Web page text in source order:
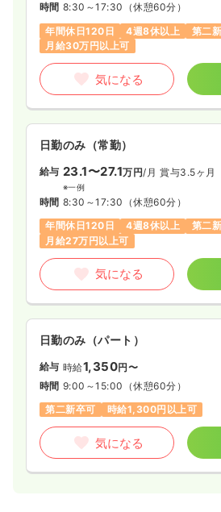
時間 8:30～17:30 （休憩60分）
年間休日120日
4週8休以上
第二
月給30万円以上可
気になる
日勤のみ（常勤）
給与 23.1〜27.1万円/月 賞与3.5ヶ月
※一例
時間 8:30～17:30 （休憩60分）
年間休日120日
4週8休以上
第二
月給27万円以上可
気になる
日勤のみ（パート）
給与 時給1,350円〜
時間 9:00～15:00 （休憩60分）
第二新卒可
時給1,300円以上可
気になる